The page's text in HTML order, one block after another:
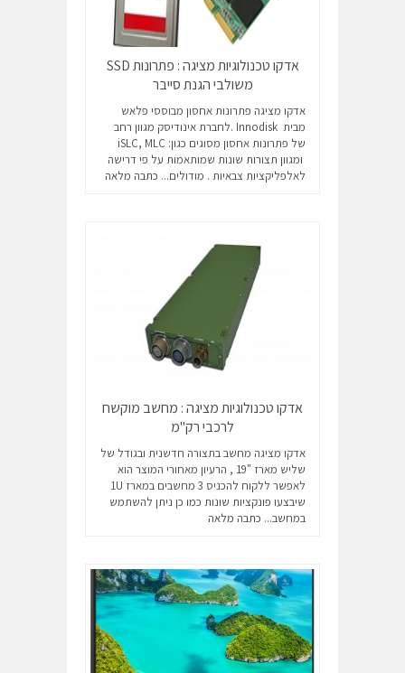
אדקו טכנולוגיות מציגה : פתרונות SSD
משולבי הגנת סייבר
אדקו מציגה פתרונות אחסון מבוססי פלאש
מבית Innodisk .לחברת אינודיסק מגוון רחב
של פתרונות אחסון מסוגים כגון: iSLC, MLC
ומגוון תצורות שונות שמותאמות על פי דרישה
לאלפליקציות צבאיות . מודולים... כתבה מלאה
אדקו טכנולוגיות מציגה : מחשב מוקשח
לרכבי רק"מ
אדקו מציגה מחשב בתצורה חדשנית ובגודל של
שליש מארז "19 , הרעיון מאחורי המוצר הוא
לאפשר ללקוח להכניס 3 מחשבים במארז 1U
שיבצעו פונקציות שונות כמו כן ניתן להשתמש
במחשב... כתבה מלאה